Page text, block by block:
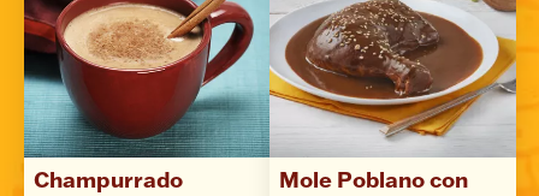
Champurrado
Mole Poblano con